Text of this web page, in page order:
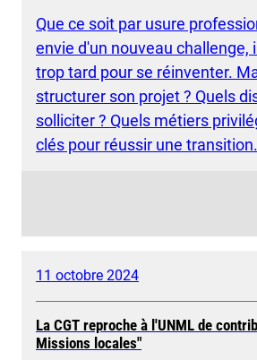
Que ce soit par usure
envie d'un nouveau challenge,
trop tard pour se réinventer.
structurer son projet ? Quels
solliciter ? Quels métiers
clés pour réussir une
11 octobre 2024
La CGT reproche à l'UNML de
Missions locales"